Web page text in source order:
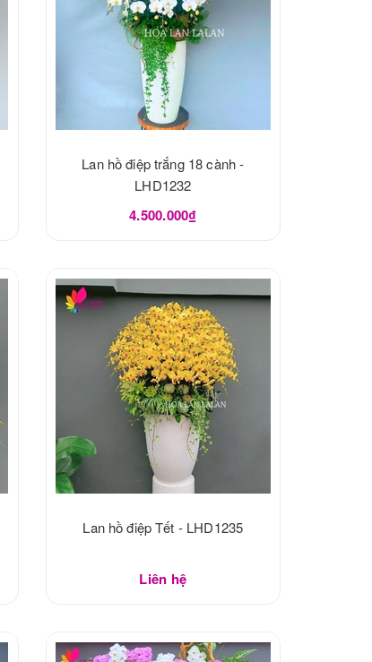
Lan hồ điệp trắng 18 cành -
LHD1232
4.500.000₫
Lan hồ điệp Tết - LHD1235
Liên hệ